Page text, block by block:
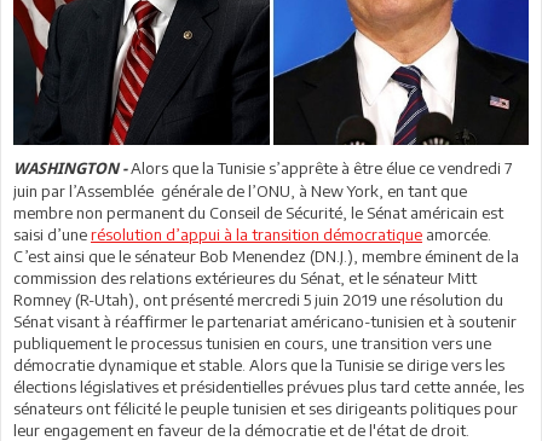
WASHINGTON -Alors que la Tunisie s’apprête à être élue ce vendredi 7
juin par l’Assemblée générale de l’ONU, à New York, en tant que
membre non permanent du Conseil de Sécurité, le Sénat américain est
saisi d’unerésolution d’appui à la transition démocratique amorcée.
C’est ainsi que le sénateur Bob Menendez (DN.J.), membre éminent de la
commission des relations extérieures du Sénat, et le sénateur Mitt
Romney (R-Utah), ont présenté mercredi 5 juin 2019 une résolution du
Sénat visant à réaffirmer le partenariat américano-tunisien et à soutenir
publiquement le processus tunisien en cours, une transition vers une
démocratie dynamique et stable. Alors que la Tunisie se dirige vers les
élections législatives et présidentielles prévues plus tard cette année, les
sénateurs ont félicité le peuple tunisien et ses dirigeants politiques pour
leur engagement en faveur de la démocratie et de l'état de droit.